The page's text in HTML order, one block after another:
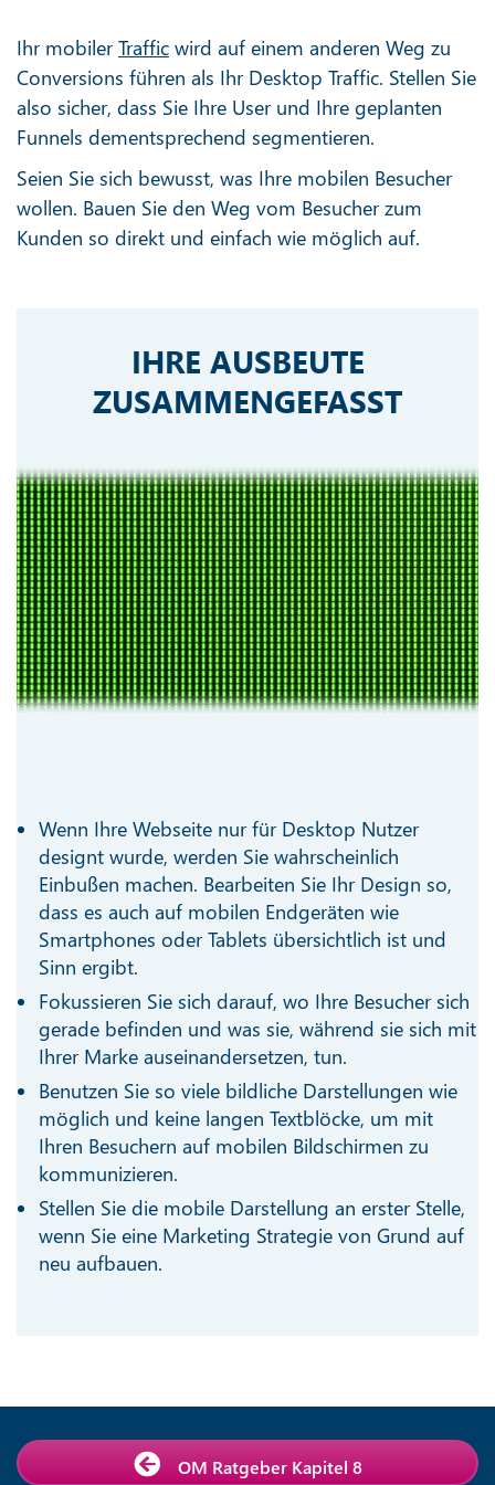
Ihr mobilerTraffic wird auf einem anderen Weg zu
Conversions führen als Ihr Desktop Traffic. Stellen Sie
also sicher, dass Sie Ihre User und Ihre geplanten
Funnels dementsprechend segmentieren.
Seien Sie sich bewusst, was Ihre mobilen Besucher
wollen. Bauen Sie den Weg vom Besucher zum
Kunden so direkt und einfach wie möglich auf.
IHRE AUSBEUTE
ZUSAMMENGEFASST
Wenn Ihre Webseite nur für Desktop Nutzer
designt wurde, werden Sie wahrscheinlich
Einbußen machen. Bearbeiten Sie Ihr Design so,
dass es auch auf mobilen Endgeräten wie
Smartphones oder Tablets übersichtlich ist und
Sinn ergibt.
Fokussieren Sie sich darauf, wo Ihre Besucher sich
gerade befinden und was sie, während sie sich mit
Ihrer Marke auseinandersetzen, tun.
Benutzen Sie so viele bildliche Darstellungen wie
möglich und keine langen Textblöcke, um mit
Ihren Besuchern auf mobilen Bildschirmen zu
kommunizieren.
Stellen Sie die mobile Darstellung an erster Stelle,
wenn Sie eine Marketing Strategie von Grund auf
neu aufbauen.
OM Ratgeber Kapitel 8